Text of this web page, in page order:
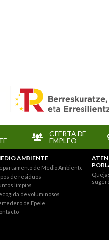
OFERTA DE
EMPLEO
AMBIENTE
de Medio Ambiente
de residuos
limpios
de voluminosos
de Epele